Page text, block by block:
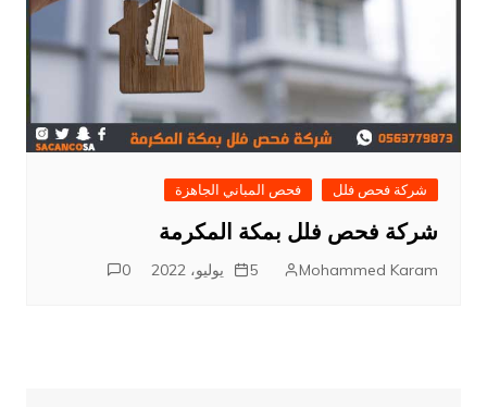
شركة فحص فلل فحص المباني الجاهزة
شركة فحص فلل بمكة المكرمة
Mohammed Karam 5 يوليو، 2022 0